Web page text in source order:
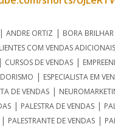
| ANDRE ORTIZ | BORA BRILHAR
COM VENDAS ADICIONAIS
CURSOS DE VENDAS|
| ESPECIALISTA EM
DE VENDAS |
| PALESTRA DE VENDAS|
| PALESTRANTE DE VENDAS |